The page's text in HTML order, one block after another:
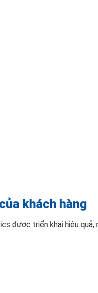
khách hàng
được triển khai hiệu quả,